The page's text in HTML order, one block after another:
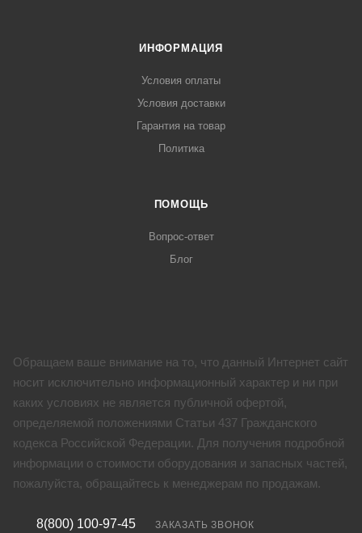
ИНФОРМАЦИЯ
Условия оплаты
Условия доставки
Гарантия на товар
Политика
ПОМОЩЬ
Вопрос-ответ
Блог
Обращаем ваше внимание на то, что данный Интернет сайт
носит исключительно информационный характер и ни при
каких условиях не является публичной офертой,
определяемой положениями Статьи 437 Гражданского
кодекса Российской Федерации. Для получения подробной
информации о стоимости оборудования и запасных частей,
пожалуйста, обращайтесь к менеджерам по продажам.
8(800) 100-97-45 ЗАКАЗАТЬ ЗВОНОК